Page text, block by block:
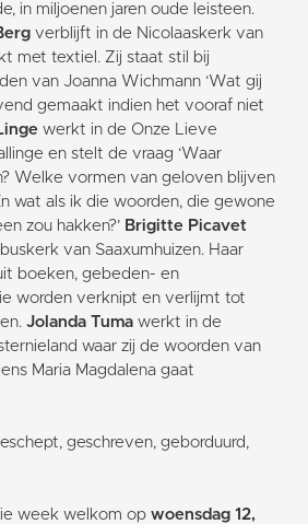
in miljoenen jaren oude leisteen.
verblijft in de Nicolaaskerk van
met textiel. Zij staat stil bij
van Joanna Wichmann ‘Wat gij
gemaakt indien het vooraf niet
werkt in de Onze Lieve
en stelt de vraag ‘Waar
Welke vormen van geloven blijven
wat als ik die woorden, die gewone
zou hakken?’ Brigitte Picavet
van Saaxumhuizen. Haar
boeken, gebeden- en
worden verknipt en verlijmt tot
Jolanda Tuma werkt in de
waar zij de woorden van
Maria Magdalena gaat
geschreven, geborduurd,
week welkom op woensdag 12,